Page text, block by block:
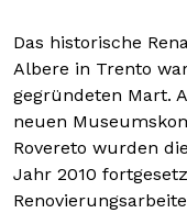
WERKE UND
MART
Das historische
Albere in Trento
gegründeten Mart.
neuen
Rovereto wurden
Jahr 2010